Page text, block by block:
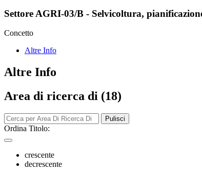
Settore AGRI-03/B - Selvicoltura,
Concetto
Altre Info
Altre Info
Area di ricerca di (18)
Pulisci
Ordina Titolo:
crescente
decrescente